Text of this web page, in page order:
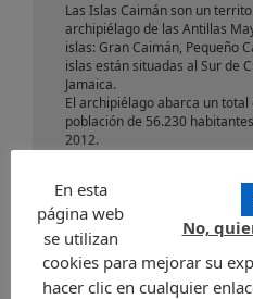
Las Islas Caimán son un
archipiélago de las Antillas
islas: Gran Caimán, Pequeño
islas están situadas al Sur de
Jamaica.
El archipiélago abarca un total
población de 56.230
2012.
las Islas Caimán, que se
con el dólar estadounidense de
idioma oficial es el inglés.
Enviar una
No,
En esta
página web
se utilizan
cookies para mejorar su
hacer clic en cualquier